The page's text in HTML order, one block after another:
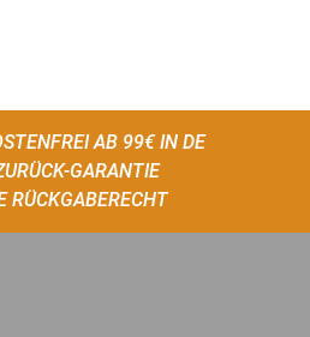
AB 99€ IN DE
GARANTIE
RÜCKGABERECHT